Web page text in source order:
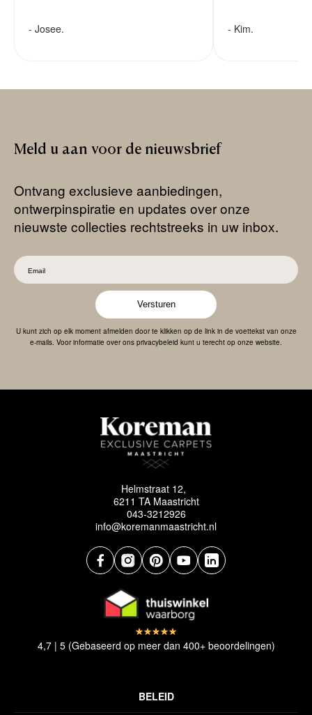
- Josee. - Kim.
Meld u aan voor de nieuwsbrief
Ontvang exclusieve aanbiedingen,
ontwerpinspiratie en updates over onze
nieuwste collecties rechtstreeks in uw inbox.
Versturen
U kunt zich op elk moment afmelden door te klikken op de link in de voettekst van onze
e-mails. Voor informatie over ons privacybeleid kunt u terecht op onze website.
Helmstraat 12,
6211 TA Maastricht
043-3212926
info@koremanmaastricht.nl
BELEID
4,7 | 5 (Gebaseerd op meer dan 400+ beoordelingen)